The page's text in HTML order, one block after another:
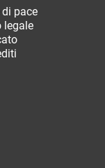
pace
legale